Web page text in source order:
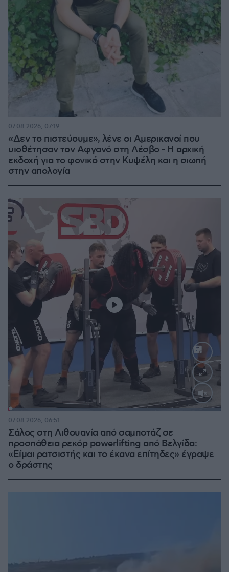
«Δεν το πιστεύουμε», λένε οι Αμερικανοί που
υιοθέτησαν τον Αφγανό στη Λέσβο - Η αρχική
εκδοχή για το φονικό στην Κυψέλη και η σιωπή
στην απολογία
07.08.2026, 07:19
Loaded:
Σάλος στη Λιθουανία από σαμποτάζ σε
προσπάθεια ρεκόρ powerlifting από Βελγίδα:
«Είμαι ρατσιστής και το έκανα επίτηδες» έγραψε
ο δράστης
07.08.2026, 06:51